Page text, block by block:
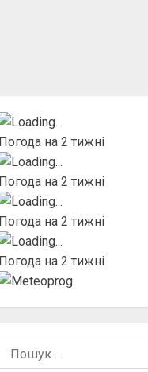
Погода на 2 тижні
Погода на 2 тижні
Погода на 2 тижні
Погода на 2 тижні
Пошук: